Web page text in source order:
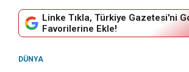
Linke Tıkla, Türkiye Gazetesi'ni
Favorilerine Ekle!
DÜNYA